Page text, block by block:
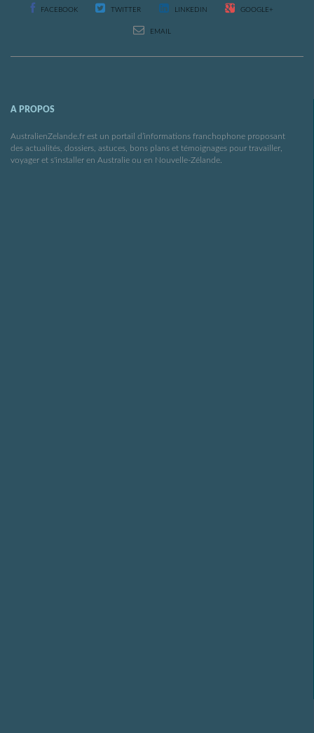
FACEBOOK TWITTER LINKEDIN GOOGLE+
EMAIL
A PROPOS
AustralienZelande.fr est un portail d’informations franchophone proposant
des actualités, dossiers, astuces, bons plans et témoignages pour travailler,
voyager et s'installer en Australie ou en Nouvelle-Zélande.